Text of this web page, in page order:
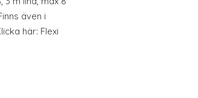
även i
här: Flexi